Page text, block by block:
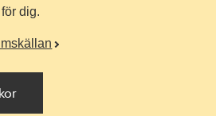
dig.